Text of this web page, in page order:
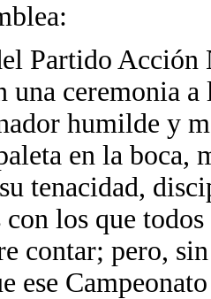
Partido Acción
una ceremonia
humilde y
en la boca,
tenacidad,
los que
contar; pero,
ese